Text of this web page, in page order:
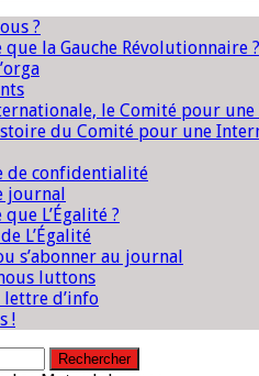
?
que la Gauche Révolutionnaire ?
le Comité pour
du Comité pour une
de confidentialité
journal
que L’Égalité ?
L’Égalité
s’abonner au journal
luttons
lettre d’info
!